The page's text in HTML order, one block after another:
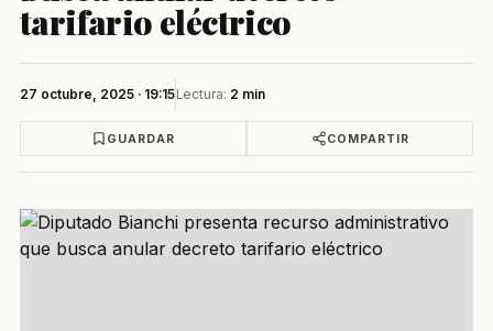
tarifario eléctrico
27 octubre, 2025 · 19:15Lectura: 2 min
GUARDAR COMPARTIR